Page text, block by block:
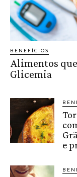
BENEFÍCIOS
Alimentos
Glicemia
e